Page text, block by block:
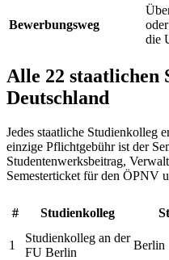
Bewerbungsweg
die
Alle 22 staatlichen
Deutschland
Jedes staatliche Studienkolleg
einzige Pflichtgebühr ist der
Studentenwerksbeitrag,
Semesterticket für den ÖPNV
# Studienkolleg
1
Studienkolleg an der
FU Berlin
Berlin